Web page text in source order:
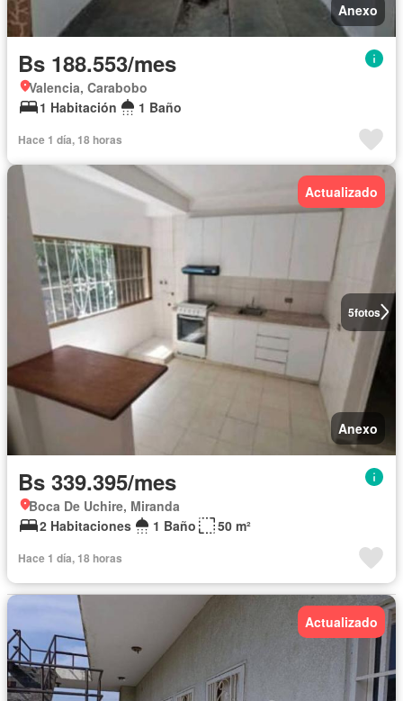
Anexo
Bs 188.553/mes
Valencia, Carabobo
1 Habitación
1 Baño
Hace 1 día, 18 horas
5fotos
Actualizado
Anexo
Bs 339.395/mes
Boca De Uchire, Miranda
2 Habitaciones
1 Baño 50 m²
Hace 1 día, 18 horas
Actualizado